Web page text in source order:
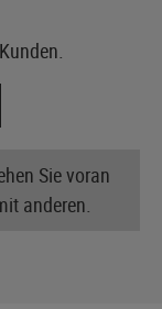
Sie voran
anderen.